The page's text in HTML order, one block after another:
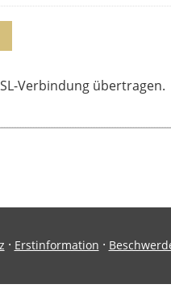
Verbindung übertragen.
· Erstinformation ·